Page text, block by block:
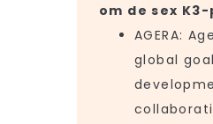
om de sex
AGERA:
global